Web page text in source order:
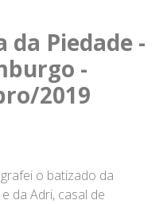
da Piedade -
-
2019
o batizado da
da Adri, casal de